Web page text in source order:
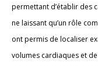
permettant d’établir des
ne laissant qu’un rôle
ont permis de localiser
volumes cardiaques et